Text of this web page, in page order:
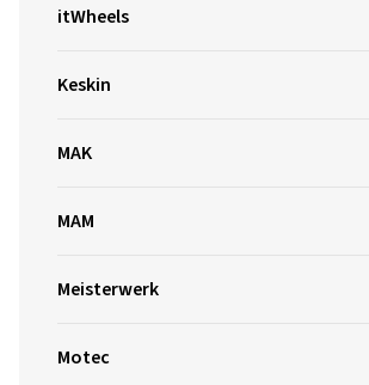
itWheels
Keskin
MAK
MAM
Meisterwerk
Motec